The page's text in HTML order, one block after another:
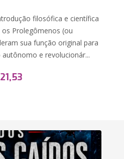
filosófica e científica
Prolegômenos (ou
sua função original para
e revolucionár...